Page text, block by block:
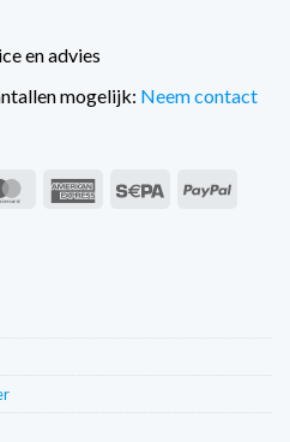
en advies
mogelijk: Neem contact
MasterCardAmerican Sepa
PayPal